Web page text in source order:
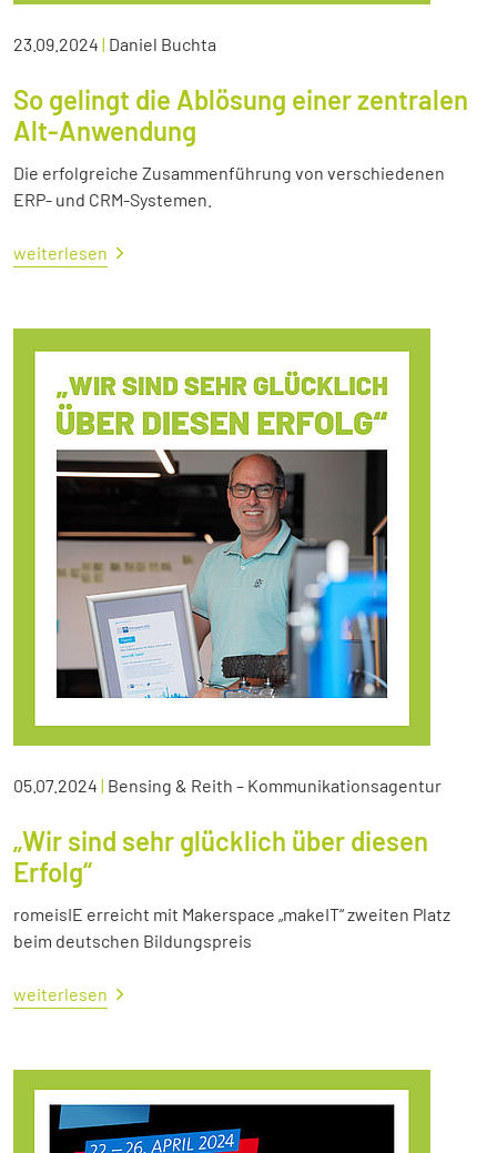
23.09.2024 | Daniel Buchta
So gelingt die Ablösung einer zentralen
Alt-Anwendung
Die erfolgreiche Zusammenführung von verschiedenen
ERP- und CRM-Systemen.
weiterlesen
05.07.2024 | Bensing & Reith – Kommunikationsagentur
„Wir sind sehr glücklich über diesen
Erfolg“
romeisIE erreicht mit Makerspace „makeIT“ zweiten Platz
beim deutschen Bildungspreis
weiterlesen